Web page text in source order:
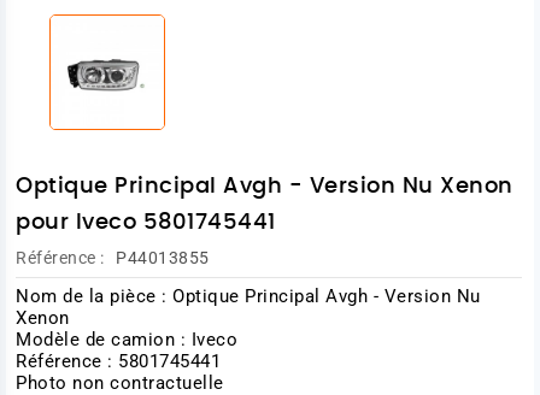
Optique Principal Avgh - Version Nu Xenon
pour Iveco 5801745441
Référence : P44013855
Nom de la pièce : Optique Principal Avgh - Version Nu
Xenon
Modèle de camion : Iveco
Référence : 5801745441
Photo non contractuelle